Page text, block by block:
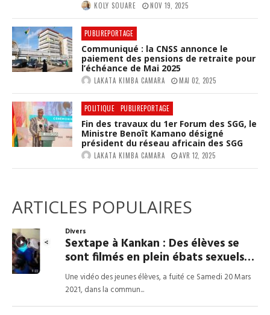
KOLY SOUARE NOV 19, 2025
PUBLIREPORTAGE
Communiqué : la CNSS annonce le
paiement des pensions de retraite pour
l’échéance de Mai 2025
LAKATA KIMBA CAMARA MAI 02, 2025
POLITIQUE PUBLIREPORTAGE
Fin des travaux du 1er Forum des SGG, le
Ministre Benoît Kamano désigné
président du réseau africain des SGG
LAKATA KIMBA CAMARA AVR 12, 2025
ARTICLES POPULAIRES